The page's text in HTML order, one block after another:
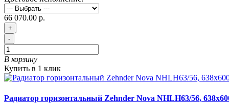
66 070.00 р.
+
-
В корзину
Купить в 1 клик
Радиатор горизонтальный Zehnder Nova NHLH63/56,